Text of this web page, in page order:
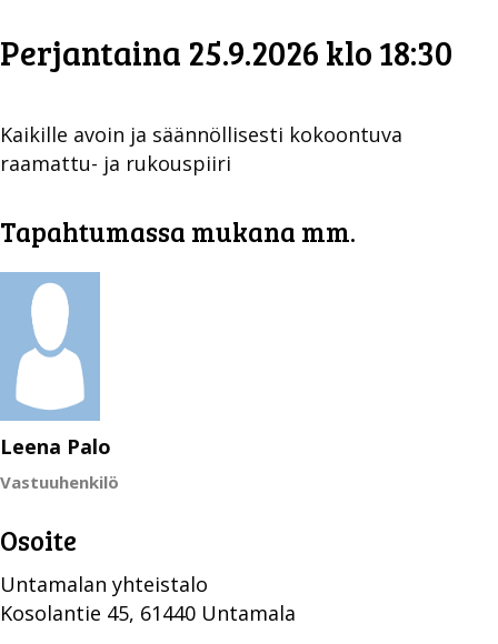
Perjantaina 25.9.2026 klo 18:30
Kaikille avoin ja säännöllisesti kokoontuva
raamattu- ja rukouspiiri
Tapahtumassa mukana mm.
Leena Palo
Vastuuhenkilö
Osoite
Untamalan yhteistalo
Kosolantie 45, 61440 Untamala